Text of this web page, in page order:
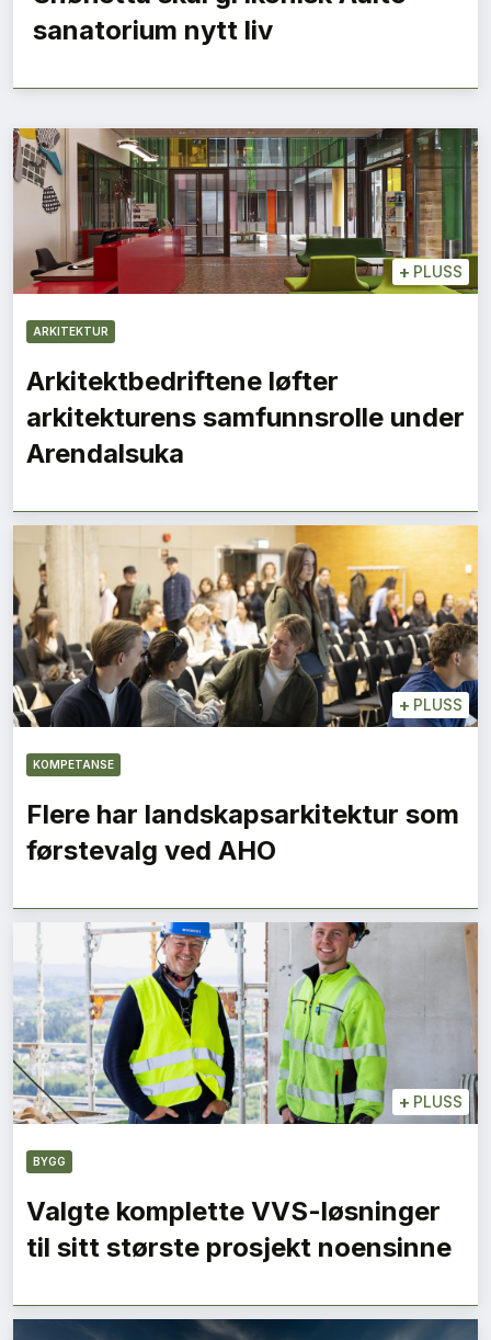
sanatorium nytt liv
+ PLUSS
ARKITEKTUR
Arkitektbedriftene løfter
arkitekturens samfunnsrolle under
Arendalsuka
+ PLUSS
KOMPETANSE
Flere har landskapsarkitektur som
førstevalg ved AHO
+ PLUSS
BYGG
Valgte komplette VVS-løsninger
til sitt største prosjekt noensinne